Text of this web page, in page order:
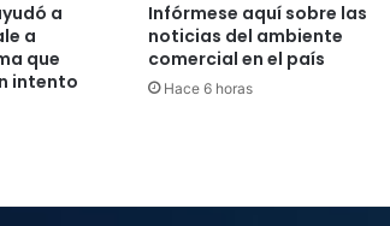
a
a
que
intento
Infórmese aquí sobre las
noticias del ambiente
comercial en el país
Hace 6 horas